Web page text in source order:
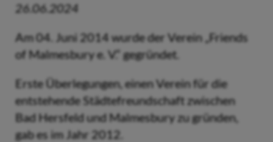
26.06.2024
Am 04. Juni 2014 wurde der Verein „Friends
of Malmesbury e. V.“ gegründet.
Erste Überlegungen, einen Verein für die
entstehende Städtefreundschaft zwischen
Bad Hersfeld und Malmesbury zu gründen,
gab es im Jahr 2012.